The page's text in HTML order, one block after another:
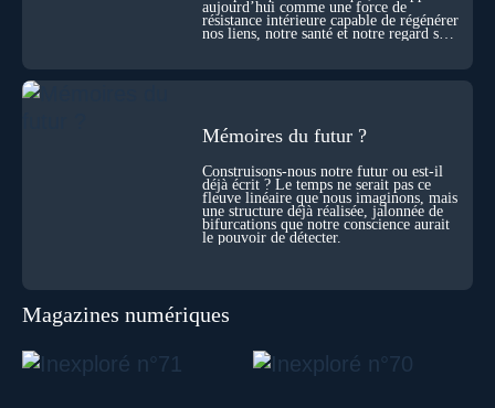
aujourd’hui comme une force de
résistance intérieure capable de régénérer
nos liens, notre santé et notre regard sur
Mémoires du futur ?
Construisons-nous notre futur ou est-il
déjà écrit ? Le temps ne serait pas ce
fleuve linéaire que nous imaginons, mais
une structure déjà réalisée, jalonnée de
bifurcations que notre conscience aurait
le pouvoir de détecter.
Magazines numériques